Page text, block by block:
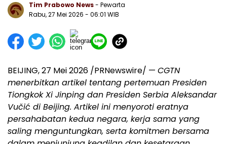
Tim Prabowo News- Pewarta
Rabu, 27 Mei 2026 - 06:01 WIB
BEIJING, 27 Mei 2026 /PRNewswire/ — CGTN
menerbitkan artikel tentang pertemuan Presiden
Tiongkok Xi Jinping dan Presiden Serbia Aleksandar
Vučić di Beijing. Artikel ini menyoroti eratnya
persahabatan kedua negara, kerja sama yang
saling menguntungkan, serta komitmen bersama